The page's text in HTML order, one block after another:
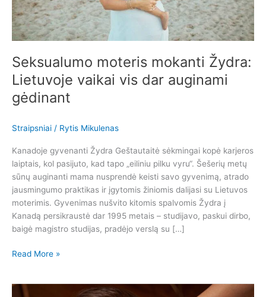
Seksualumo moteris mokanti Žydra:
Lietuvoje vaikai vis dar auginami
gėdinant
Straipsniai / Rytis Mikulenas
Kanadoje gyvenanti Žydra Geštautaitė sėkmingai kopė karjeros
laiptais, kol pasijuto, kad tapo „eiliniu pilku vyru“. Šešerių metų
sūnų auginanti mama nusprendė keisti savo gyvenimą, atrado
jausmingumo praktikas ir įgytomis žiniomis dalijasi su Lietuvos
moterimis. Gyvenimas nušvito kitomis spalvomis Žydra į
Kanadą persikraustė dar 1995 metais – studijavo, paskui dirbo,
baigė magistro studijas, pradėjo verslą su […]
gėdinant
Read More »
Papasakojo